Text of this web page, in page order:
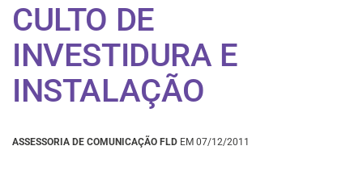
CULTO DE
INVESTIDURA E
INSTALAÇÃO
ASSESSORIA DE COMUNICAÇÃO FLD EM 07/12/2011